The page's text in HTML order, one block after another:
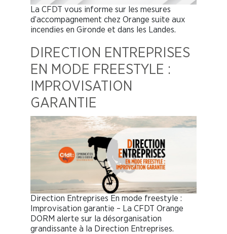
La CFDT vous informe sur les mesures
d’accompagnement chez Orange suite aux
incendies en Gironde et dans les Landes.
DIRECTION ENTREPRISES
EN MODE FREESTYLE :
IMPROVISATION
GARANTIE
Direction Entreprises En mode freestyle :
Improvisation garantie – La CFDT Orange
DORM alerte sur la désorganisation
grandissante à la Direction Entreprises.